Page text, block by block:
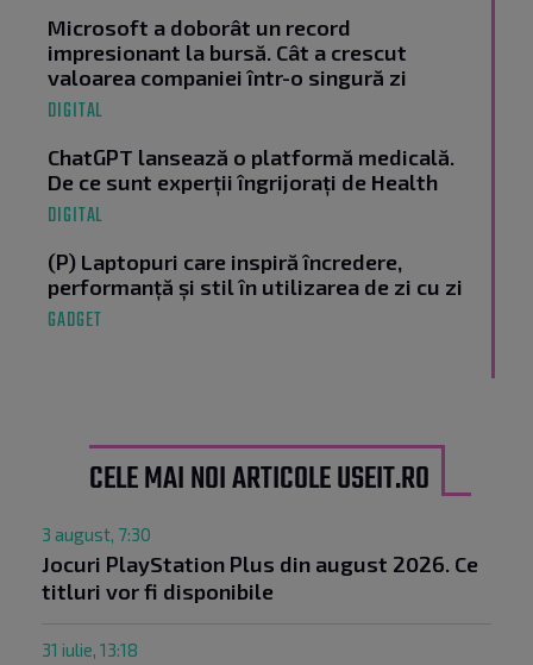
Microsoft a doborât un record
impresionant la bursă. Cât a crescut
valoarea companiei într-o singură zi
DIGITAL
ChatGPT lansează o platformă medicală.
De ce sunt experții îngrijorați de Health
DIGITAL
(P) Laptopuri care inspiră încredere,
performanță și stil în utilizarea de zi cu zi
GADGET
CELE MAI NOI ARTICOLE USEIT.RO
3 august, 7:30
Jocuri PlayStation Plus din august 2026. Ce
titluri vor fi disponibile
31 iulie, 13:18